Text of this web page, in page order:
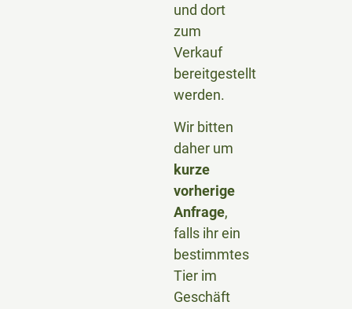
und dort
zum
Verkauf
bereitgestellt
werden.
Wir bitten
daher um
kurze
vorherige
Anfrage,
falls ihr ein
bestimmtes
Tier im
Geschäft